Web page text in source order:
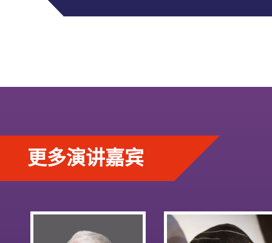
更多演讲嘉宾